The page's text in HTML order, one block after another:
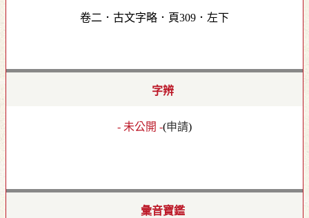
卷二．古文字略．頁309．左下
字辨
- 未公開 -(申請)
彙音寶鑑